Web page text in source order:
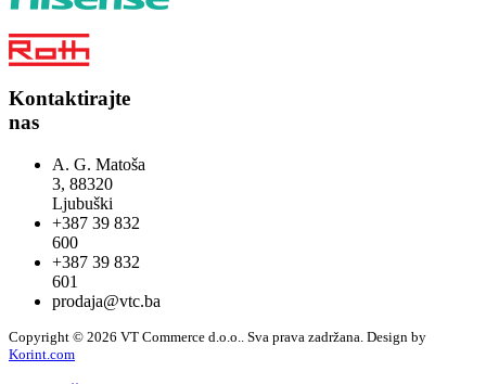
Kontaktirajte
nas
A. G. Matoša
3, 88320
Ljubuški
+387 39 832
600
+387 39 832
601
prodaja@vtc.ba
Copyright © 2026 VT Commerce d.o.o.. Sva prava zadržana. Design by
Korint.com